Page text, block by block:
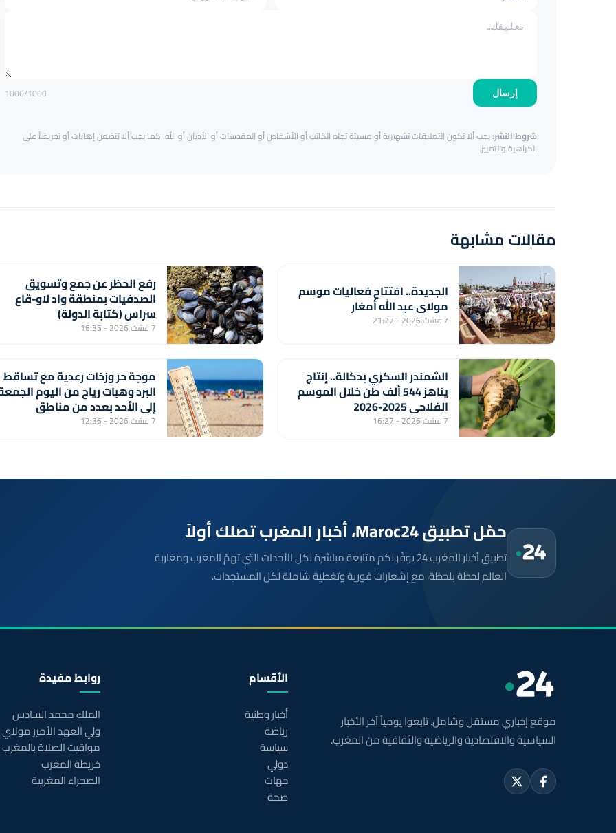
إرسال 1000/1000
شروط النشر:يجب ألا تكون التعليقات تشهيرية أو مسيئة تجاه الكاتب أو الأشخاص أو المقدسات أو الأديان أو الله. كما يجب ألا تتضمن إهانات أو تحريضاً على
الكراهية والتمييز.
مقالات مشابهة
الجديدة.. افتتاح فعاليات موسم
مولاي عبد الله أمغار
7 غشت 2026 - 21:27
رفع الحظر عن جمع وتسويق
الصدفيات بمنطقة واد لاو-قاع
سراس (كتابة الدولة)
7 غشت 2026 - 16:35
الشمندر السكري بدكالة.. إنتاج
يناهز 544 ألف طن خلال الموسم
الفلاحي 2025-2026
7 غشت 2026 - 16:27
موجة حر وزخات رعدية مع تساقط
البرد وهبات رياح من اليوم
إلى الأحد بعدد من مناطق
المملكة (نشرة إنذارية)
7 غشت 2026 - 12:36
حمّل تطبيق Maroc24، أخبار المغرب تصلك أولاً
تطبيق أخبار المغرب 24 يوفّر لكم متابعة مباشرة لكل الأحداث التي تهمّ المغرب ومغاربة
العالم لحظة بلحظة، مع إشعارات فورية وتغطية شاملة لكل المستجدات.
موقع إخباري مستقل وشامل. تابعوا يومياً آخر الأخبار
السياسية والاقتصادية والرياضية والثقافية من المغرب.
الأقسام
أخبار وطنية
رياضة
سياسة
دولي
جهات
صحة
روابط مفيدة
الملك محمد السادس
ولي العهد الأمير
مواقيت الصلاة بالمغرب
خريطة المغرب
الصحراء المغربية